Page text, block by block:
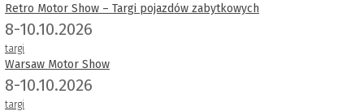
Retro Motor Show – Targi pojazdów zabytkowych
8-10.10.2026
targi
Warsaw Motor Show
8-10.10.2026
targi